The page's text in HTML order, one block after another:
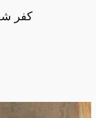
كفر